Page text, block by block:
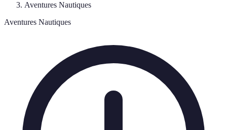
Aventures Nautiques
Aventures Nautiques